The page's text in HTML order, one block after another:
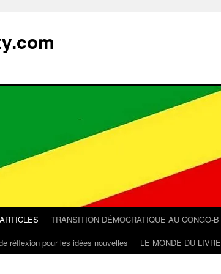
TRANSITION DÉMOCRATIQUE AU CONGO-B
réflexion pour les idées nouvelles LE MONDE DU LIVRE